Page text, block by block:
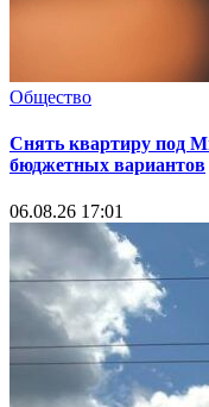
Общество
Снять квартиру под
бюджетных вариантов
06.08.26 17:01